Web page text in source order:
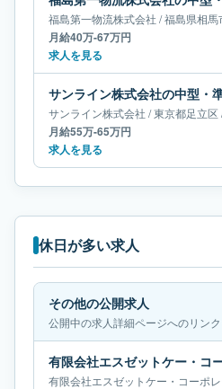
福島第一物流株式会社 /福島県相馬
月給40万-67万円
求人を見る
サンライン株式会社 /東京都足立区
月給55万-65万円
求人を見る
休日が多い求人
その他の公開求人
公開中の求人詳細ページへのリンク
有限会社エスゼットケー・コーポ